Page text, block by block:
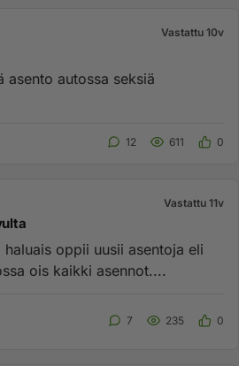
Vastattu 10v
asento autossa seksiä
12 611 0
Vastattu 11v
oppii uusii asentoja eli
ois kaikki asennot....
7 235 0